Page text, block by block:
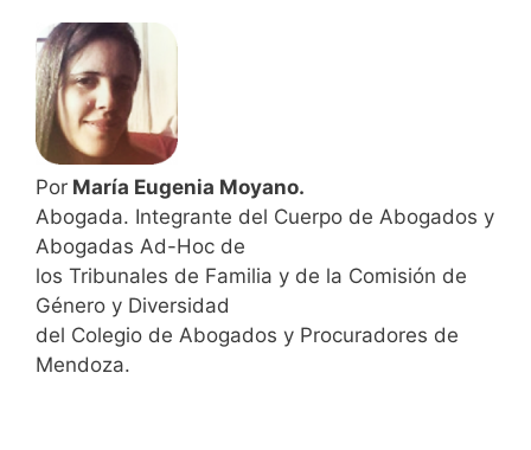
Por María Eugenia Moyano.
Abogada. Integrante del Cuerpo de Abogados y
Abogadas Ad-Hoc de
los Tribunales de Familia y de la Comisión de
Género y Diversidad
del Colegio de Abogados y Procuradores de
Mendoza.